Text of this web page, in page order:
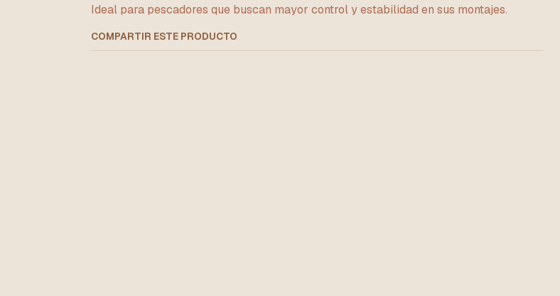
Ideal para pescadores que buscan mayor control y estabilidad en sus montajes.
COMPARTIR ESTE PRODUCTO